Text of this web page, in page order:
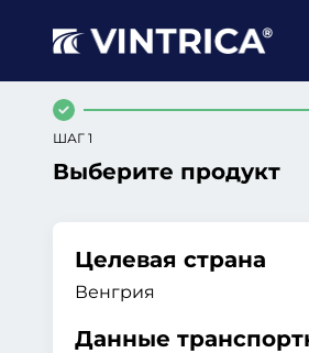
ШАГ 1
Выберите продукт
Целевая страна
Венгрия
Данные